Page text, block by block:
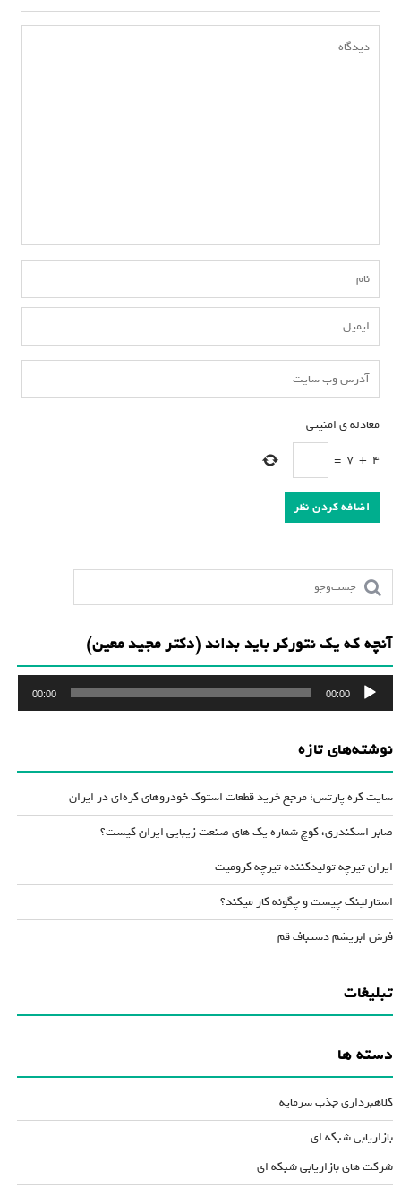
معادله ی امنیتی
4
+
7
=
آنچه که یک نتورکر باید بداند (دکتر مجید معین)
پخش‌کننده
صوت
00:00
00:00
نوشته‌های تازه
سایت کره پارتس؛ مرجع خرید قطعات استوک خودروهای کره‌ای در ایران
صابر اسکندری، کوچ شماره یک های صنعت زیبایی ایران کیست؟
ایران تیرچه تولیدکننده تیرچه کرومیت
استارلینک چیست و چگونه کار میکند؟
فرش ابریشم دستباف قم
تبلیغات
دسته ها
کلاهبرداری جذب سرمایه
بازاریابی شبکه ای
شرکت های بازاریابی شبکه ای